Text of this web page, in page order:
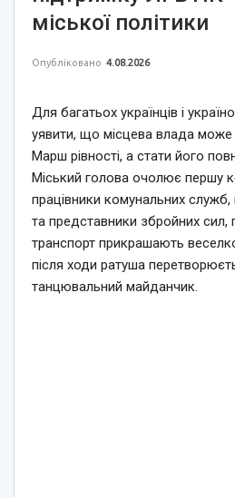
міської політики
Опубліковано 4.08.2026
Для багатьох українців і
уявити, що місцева влада
Марш рівності, а стати його
Міський голова очолює першу
працівники комунальних
та представники збройних сил,
транспорт прикрашають
після ходи ратуша
танцювальний майданчик.